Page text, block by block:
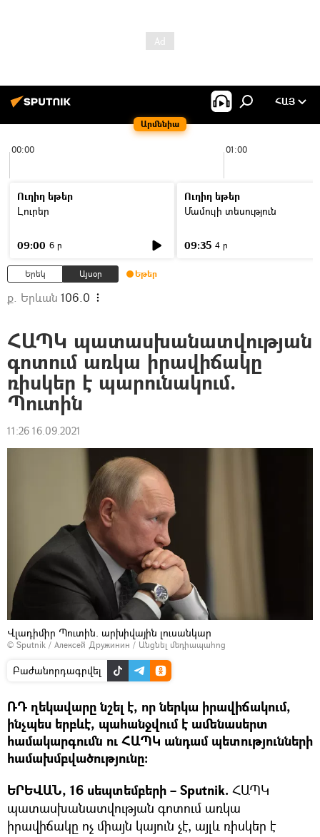
Արմենիա
ՀԱՅ
00:00 01:00
Ուղիղ եթեր
Լուրեր
09:00 6 ր
Ուղիղ եթեր
Մամուլի տեսություն
09:35 4 ր
Երեկ Այսօր Եթեր
ք. Երևան 106.0
ՀԱՊԿ պատասխանատվության
գոտում առկա իրավիճակը
ռիսկեր է պարունակում.
Պուտին
11:26 16.09.2021
Վլադիմիր Պուտին. արխիվային լուսանկար
© Sputnik / Алексей Дружинин / Անցնել մեդիապահոց
Բաժանորդագրվել
ՌԴ ղեկավարը նշել է, որ ներկա իրավիճակում,
ինչպես երբևէ, պահանջվում է ամենասերտ
համակարգումն ու ՀԱՊԿ անդամ պետությունների
համախմբվածությունը։
ԵՐԵՎԱՆ, 16 սեպտեմբերի – Sputnik. ՀԱՊԿ
պատասխանատվության գոտում առկա
իրավիճակը ոչ միայն կայուն չէ, այլև ռիսկեր է